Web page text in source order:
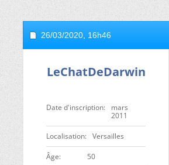
26/03/2020, 16h46
LeChatDeDarwin
Date d'inscription
mars
2011
Localisation Versailles
ge 50